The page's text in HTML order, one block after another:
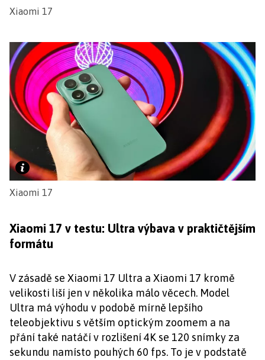
Xiaomi 17
Xiaomi 17
Xiaomi 17 v testu: Ultra výbava v praktičtějším
formátu
V zásadě se Xiaomi 17 Ultra a Xiaomi 17 kromě
velikosti liší jen v několika málo věcech. Model
Ultra má výhodu v podobě mírně lepšího
teleobjektivu s větším optickým zoomem a na
přání také natáčí v rozlišení 4K se 120 snímky za
sekundu namísto pouhých 60 fps. To je v podstatě